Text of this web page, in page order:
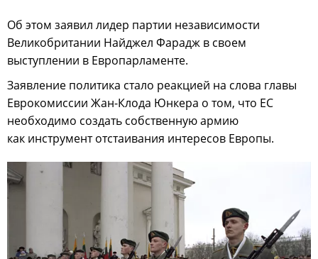
Об этом заявил лидер партии независимости
Великобритании Найджел Фарадж в своем
выступлении в Европарламенте.
Заявление политика стало реакцией на слова главы
Еврокомиссии Жан-Клода Юнкера о том, что ЕС
необходимо создать собственную армию
как инструмент отстаивания интересов Европы.